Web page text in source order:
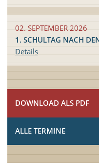
02. SEPTEMBER 2026
1. SCHULTAG NACH
Details
DOWNLOAD ALS PDF
ALLE TERMINE